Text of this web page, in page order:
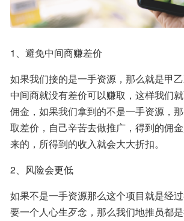
1、避免中间商赚差价
如果我们接的是一手资源，那么就是甲
中间商就没有差价可以赚取，这样我们
佣金，如果我们拿到的不是一手资源，
取差价，自己辛苦去做推广，得到的佣
来的，所得到的收入就会大大折扣。
2、风险会更低
如果不是一手资源那么这个项目就是经
要一个人心生歹念，那么我们地推员都